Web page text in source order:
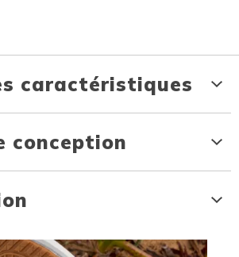
caractéristiques
conception
photos. Use the previous and next buttons